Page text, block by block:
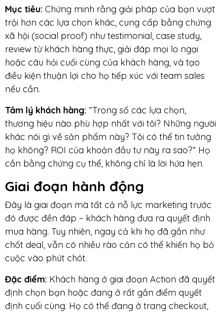
Mục tiêu: Chứng minh rằng giải pháp của bạn vượt
trội hơn các lựa chọn khác, cung cấp bằng chứng
xã hội (social proof) như testimonial, case study,
review từ khách hàng thực, giải đáp mọi lo ngại
hoặc câu hỏi cuối cùng của khách hàng, và tạo
điều kiện thuận lợi cho họ tiếp xúc với team sales
nếu cần.
Tâm lý khách hàng: “Trong số các lựa chọn,
thương hiệu nào phù hợp nhất với tôi? Những người
khác nói gì về sản phẩm này? Tôi có thể tin tưởng
họ không? ROI của khoản đầu tư này ra sao?” Họ
cần bằng chứng cụ thể, không chỉ là lời hứa hẹn.
Giai đoạn hành động
Đây là giai đoạn mà tất cả nỗ lực marketing trước
đó được đền đáp – khách hàng đưa ra quyết định
mua hàng. Tuy nhiên, ngay cả khi họ đã gần như
chốt deal, vẫn có nhiều rào cản có thể khiến họ bỏ
cuộc vào phút chót.
Đặc điểm: Khách hàng ở giai đoạn Action đã quyết
định chọn bạn hoặc đang ở rất gần điểm quyết
định cuối cùng. Họ có thể đang ở trang checkout,